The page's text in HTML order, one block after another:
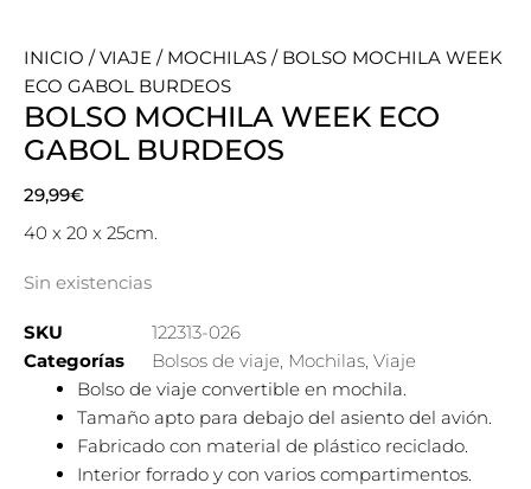
INICIO /VIAJE / MOCHILAS / BOLSO MOCHILA WEEK
ECO GABOL BURDEOS
BOLSO MOCHILA WEEK ECO
GABOL BURDEOS
29,99€
40 x 20 x 25cm.
Sin existencias
SKU
122313-026
Categorías
Bolsos de viaje, Mochilas, Viaje
Bolso de viaje convertible en mochila.
Tamaño apto para debajo del asiento del avión.
Fabricado con material de plástico reciclado.
Interior forrado y con varios compartimentos.